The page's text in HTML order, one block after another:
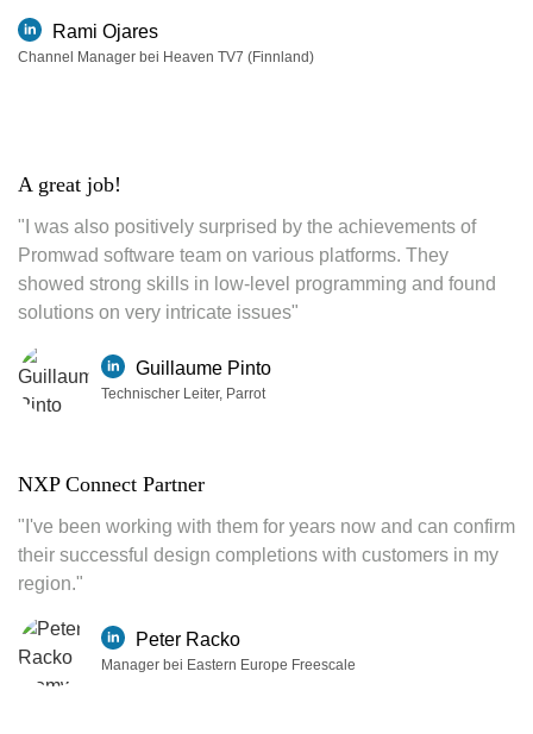
Rami Ojares
Channel Manager bei Heaven TV7 (Finnland)
A great job!
"I was also positively surprised by the achievements of
Promwad software team on various platforms. They
showed strong skills in low-level programming and found
solutions on very intricate issues"
Guillaume Pinto
Technischer Leiter, Parrot
NXP Connect Partner
"I've been working with them for years now and can confirm
their successful design completions with customers in my
region."
Peter Racko
Manager bei Eastern Europe Freescale